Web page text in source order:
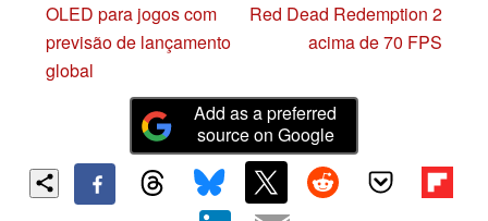
OLED para jogos com
previsão de lançamento
global
Red Dead Redemption 2
acima de 70 FPS
Add as a preferred
source on Google